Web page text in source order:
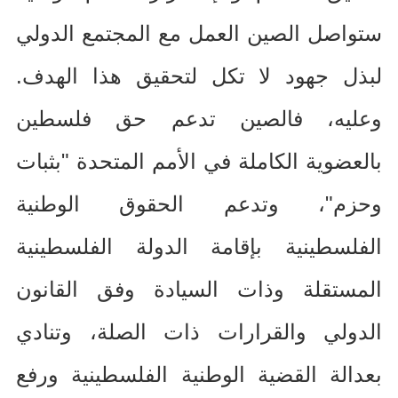
ستواصل الصين العمل مع المجتمع الدولي
لبذل جهود لا تكل لتحقيق هذا الهدف.
وعليه، فالصين تدعم حق فلسطين
بالعضوية الكاملة في الأمم المتحدة "بثبات
وحزم"، وتدعم الحقوق الوطنية
الفلسطينية بإقامة الدولة الفلسطينية
المستقلة وذات السيادة وفق القانون
الدولي والقرارات ذات الصلة، وتنادي
بعدالة القضية الوطنية الفلسطينية ورفع